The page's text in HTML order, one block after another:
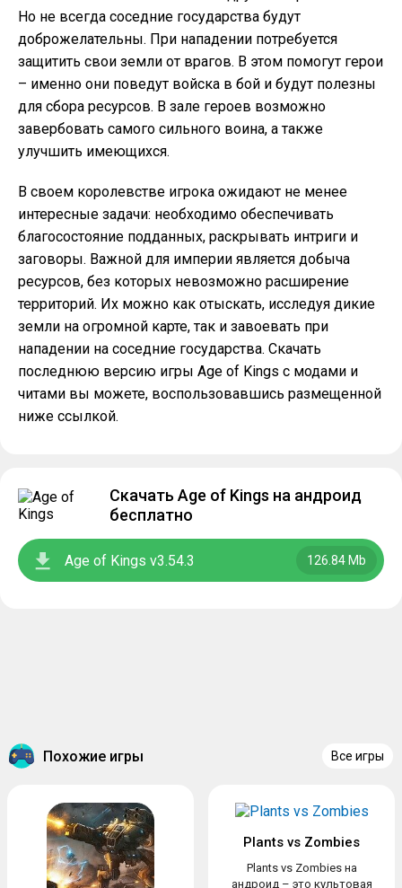
Но не всегда соседние государства будут
доброжелательны. При нападении потребуется
защитить свои земли от врагов. В этом помогут герои
– именно они поведут войска в бой и будут полезны
для сбора ресурсов. В зале героев возможно
завербовать самого сильного воина, а также
улучшить имеющихся.
В своем королевстве игрока ожидают не менее
интересные задачи: необходимо обеспечивать
благосостояние подданных, раскрывать интриги и
заговоры. Важной для империи является добыча
ресурсов, без которых невозможно расширение
территорий. Их можно как отыскать, исследуя дикие
земли на огромной карте, так и завоевать при
нападении на соседние государства. Скачать
последнюю версию игры Age of Kings с модами и
читами вы можете, воспользовавшись размещенной
ниже ссылкой.
Скачать Age of Kings на андроид
бесплатно
Age of Kings v3.54.3 126.84 Mb
Похожие игры Все игры
Plants vs Zombies
Plants vs Zombies на
андроид – это культовая